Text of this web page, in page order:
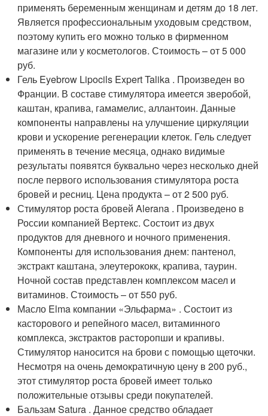
применять беременным женщинам и детям до 18 лет.
Является профессиональным уходовым средством,
поэтому купить его можно только в фирменном
магазине или у косметологов. Стоимость – от 5 000
руб.
Гель Eyebrow Lipocils Expert Talika . Произведен во
Франции. В составе стимулятора имеется зверобой,
каштан, крапива, гамамелис, аллантоин. Данные
компоненты направлены на улучшение циркуляции
крови и ускорение регенерации клеток. Гель следует
применять в течение месяца, однако видимые
результаты появятся буквально через несколько дней
после первого использования стимулятора роста
бровей и ресниц. Цена продукта – от 2 500 руб.
Стимулятор роста бровей Alerana . Произведено в
России компанией Вертекс. Состоит из двух
продуктов для дневного и ночного применения.
Компоненты для использования днем: пантенол,
экстракт каштана, элеутерококк, крапива, таурин.
Ночной состав представлен комплексом масел и
витаминов. Стоимость – от 550 руб.
Масло Elma компании «Эльфарма» . Состоит из
касторового и репейного масел, витаминного
комплекса, экстрактов расторопши и крапивы.
Стимулятор наносится на брови с помощью щеточки.
Несмотря на очень демократичную цену в 200 руб.,
этот стимулятор роста бровей имеет только
положительные отзывы среди покупателей.
Бальзам Satura . Данное средство обладает